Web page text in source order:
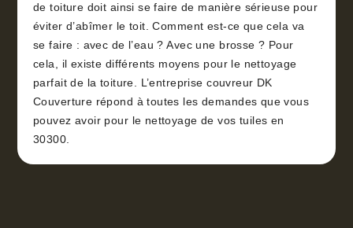
de toiture doit ainsi se faire de manière sérieuse pour
éviter d’abîmer le toit. Comment est-ce que cela va
se faire : avec de l’eau ? Avec une brosse ? Pour
cela, il existe différents moyens pour le nettoyage
parfait de la toiture. L’entreprise couvreur DK
Couverture répond à toutes les demandes que vous
pouvez avoir pour le nettoyage de vos tuiles en
30300.